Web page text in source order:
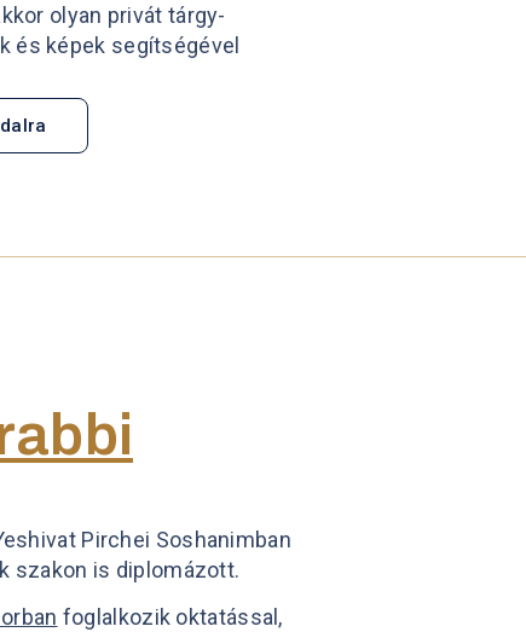
olyan privát tárgy-
és képek segítségével
Pirchei Soshanimban
szakon is diplomázott.
foglalkozik oktatással,